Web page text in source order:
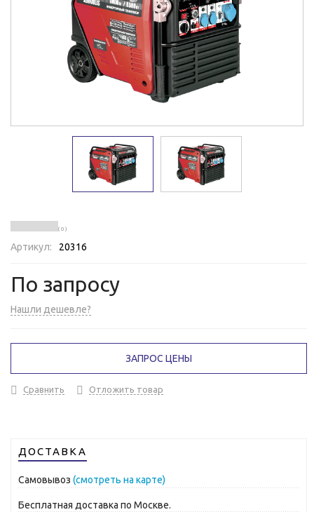
( 0 )
Артикул: 20316
По запросу
Нашли дешевле?
ЗАПРОС ЦЕНЫ
Сравнить Отложить товар
ДОСТАВКА
Самовывоз (смотреть на карте)
Бесплатная доставка по Москве.